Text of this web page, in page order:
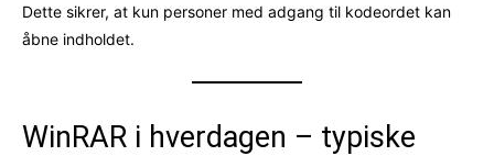
Dette sikrer, at kun personer med adgang til kodeordet kan
åbne indholdet.
WinRAR i hverdagen – typiske